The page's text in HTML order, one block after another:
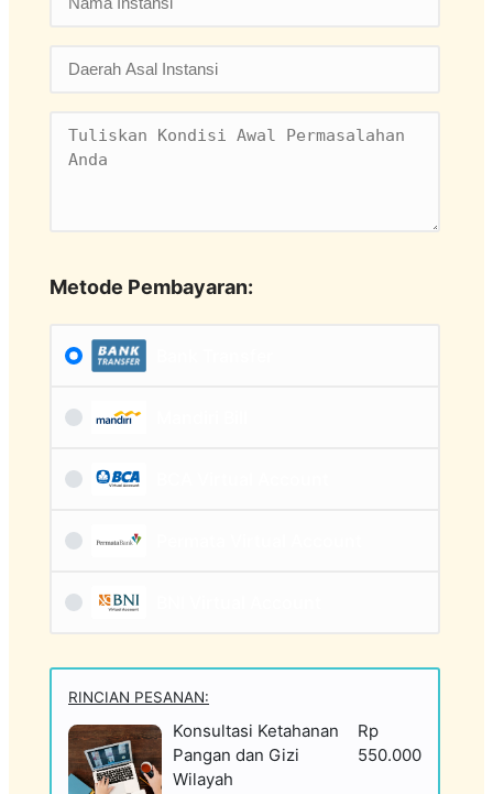
Metode Pembayaran:
RINCIAN PESANAN:
Konsultasi Ketahanan
Pangan dan Gizi
Wilayah
Rp
550.000